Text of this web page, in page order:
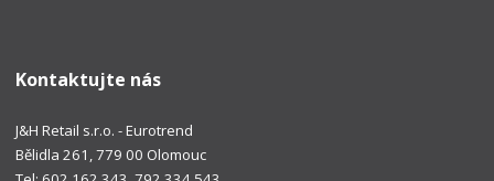
Kontaktujte nás
J&H Retail s.r.o. - Eurotrend
Bělidla 261, 779 00 Olomouc